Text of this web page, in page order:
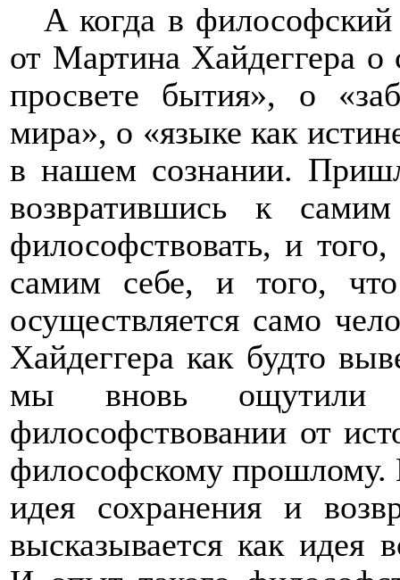
А когда в
от Мартина Хайдеггера о
просвете бытия», о
мира», о «языке как
в нашем сознании.
возвратившись к
философствовать, и
самим себе, и того,
осуществляется само
Хайдеггера как будто
мы вновь ощутили
философствовании от
философскому прошлому.
идея сохранения и
высказывается как идея